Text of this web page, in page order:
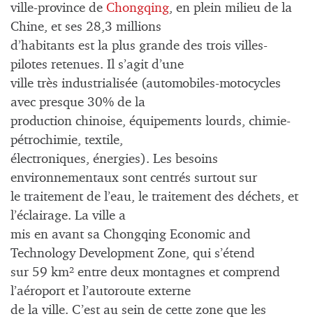
ville-province de Chongqing , en plein milieu de la
Chine, et ses 28,3 millions
d’habitants est la plus grande des trois villes-
pilotes retenues. Il s’agit d’une
ville très industrialisée (automobiles-motocycles
avec presque 30% de la
production chinoise, équipements lourds, chimie-
pétrochimie, textile,
électroniques, énergies). Les besoins
environnementaux sont centrés surtout sur
le traitement de l’eau, le traitement des déchets, et
l’éclairage. La ville a
mis en avant sa Chongqing Economic and
Technology Development Zone, qui s’étend
sur 59 km² entre deux montagnes et comprend
l’aéroport et l’autoroute externe
de la ville. C’est au sein de cette zone que les